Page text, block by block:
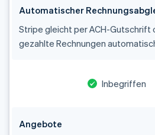
Automatischer
Stripe gleicht per ACH-Gutschrift
gezahlte Rechnungen
Inbegriffen
Angebote
English
NederlandsFrançais DeutschEnglish
Brasilien
Deutsch